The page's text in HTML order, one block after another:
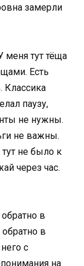
замерли
меня тут тёща
Есть
Классика
паузу,
не нужны.
не важны.
не было к
через час.
в
в
с
на